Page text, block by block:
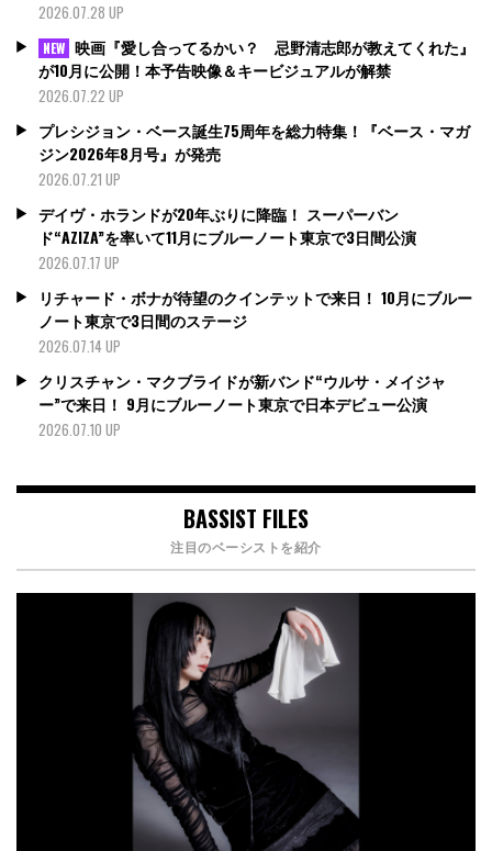
2026.07.28 UP
NEW 映画『愛し合ってるかい？ 忌野清志郎が教えてくれた』
が10月に公開！本予告映像＆キービジュアルが解禁
2026.07.22 UP
プレシジョン・ベース誕生75周年を総力特集！『ベース・マガ
ジン2026年8月号』が発売
2026.07.21 UP
デイヴ・ホランドが20年ぶりに降臨！ スーパーバン
ド“AZIZA”を率いて11月にブルーノート東京で3日間公演
2026.07.17 UP
リチャード・ボナが待望のクインテットで来日！ 10月にブルー
ノート東京で3日間のステージ
2026.07.14 UP
クリスチャン・マクブライドが新バンド“ウルサ・メイジャ
ー”で来日！ 9月にブルーノート東京で日本デビュー公演
2026.07.10 UP
BASSIST FILES
注目のベーシストを紹介